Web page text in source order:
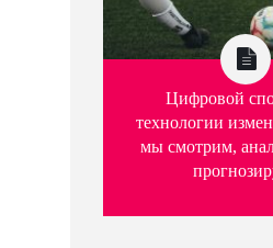
Цифровой
технологии
мы смотрим,